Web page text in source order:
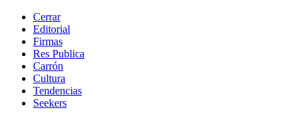
Cerrar
Editorial
Firmas
Res Publica
Carrón
Cultura
Tendencias
Seekers